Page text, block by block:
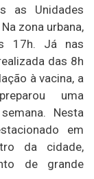
as Unidades
zona urbana,
17h. Já nas
das 8h
à vacina, a
uma
Nesta
em
da cidade,
de grande